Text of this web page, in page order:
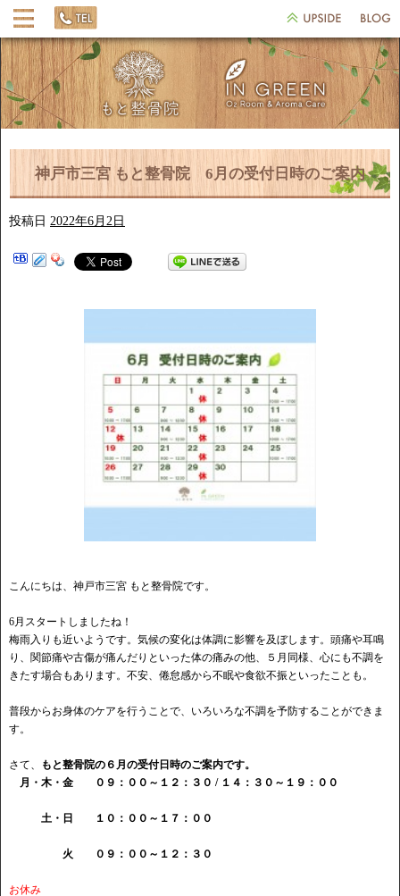
神戸市三宮 もと整骨院 6月の受付日時のご案内
投稿日 2022年6月2日
こんにちは、神戸市三宮 もと整骨院です。
6月スタートしましたね！
梅雨入りも近いようです。気候の変化は体調に影響を及ぼします。頭痛や耳鳴
り、関節痛や古傷が痛んだりといった体の痛みの他、５月同様、心にも不調を
きたす場合もあります。不安、倦怠感から不眠や食欲不振といったことも。
普段からお身体のケアを行うことで、いろいろな不調を予防することができま
す。
さて、
もと整骨院の６月の受付日時のご案内です。
月・木・金 ０９：００～１２：３０ / １４：３０～１９：００
土・日 １０：００～１７：００
火 ０９：００～１２：３０
お休み